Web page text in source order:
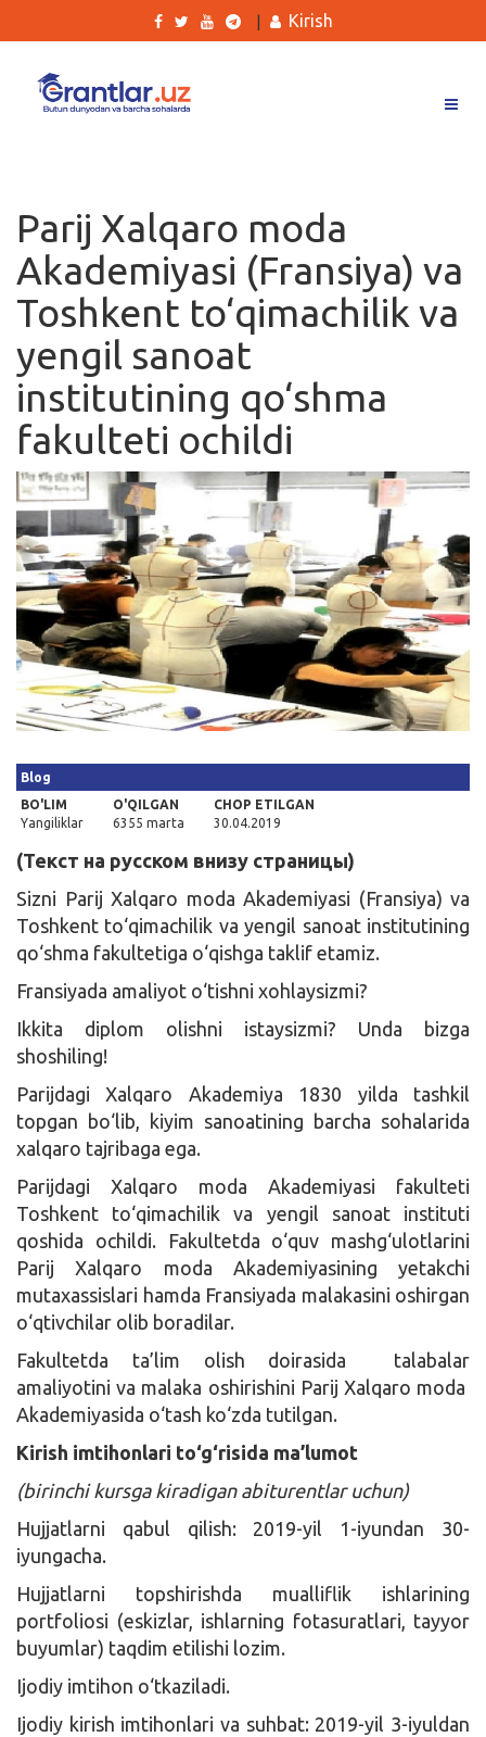
Ishlar
Kurslar
Blog
Yana
Qidirish
Kirish
Parij Xalqaro moda
Akademiyasi (Fransiya) va
Toshkent to‘qimachilik va
yengil sanoat
institutining qo‘shma
fakulteti ochildi
Blog
BO'LIM
Yangiliklar
O'QILGAN
6355 marta
CHOP ETILGAN
30.04.2019
(Текст на русском внизу страницы)
Sizni Parij Xalqaro moda Akademiyasi (Fransiya) va
Toshkent to‘qimachilik va yengil sanoat institutining
qo‘shma fakultetiga o‘qishga taklif etamiz.
Fransiyada amaliyot o‘tishni xohlaysizmi?
Ikkita diplom olishni istaysizmi? Unda bizga
shoshiling!
Parijdagi Xalqaro Akademiya 1830 yilda tashkil
topgan bo‘lib, kiyim sanoatining barcha sohalarida
xalqaro tajribaga ega.
Parijdagi Xalqaro moda Akademiyasi fakulteti
Toshkent to‘qimachilik va yengil sanoat instituti
qoshida ochildi. Fakultetda o‘quv mashg‘ulotlarini
Parij Xalqaro moda Akademiyasining yetakchi
mutaxassislari hamda Fransiyada malakasini oshirgan
o‘qtivchilar olib boradilar.
Fakultetda ta’lim olish doirasida talabalar
amaliyotini va malaka oshirishini Parij Xalqaro moda
Akademiyasida o‘tash ko‘zda tutilgan.
Kirish imtihonlari to‘g‘risida ma’lumot
(birinchi kursga kiradigan abiturentlar uchun)
Hujjatlarni qabul qilish: 2019-yil 1-iyundan 30-
iyungacha.
Hujjatlarni topshirishda mualliflik ishlarining
portfoliosi (eskizlar, ishlarning fotasuratlari, tayyor
buyumlar) taqdim etilishi lozim.
Ijodiy imtihon o‘tkaziladi.
Ijodiy kirish imtihonlari va suhbat: 2019-yil 3-iyuldan